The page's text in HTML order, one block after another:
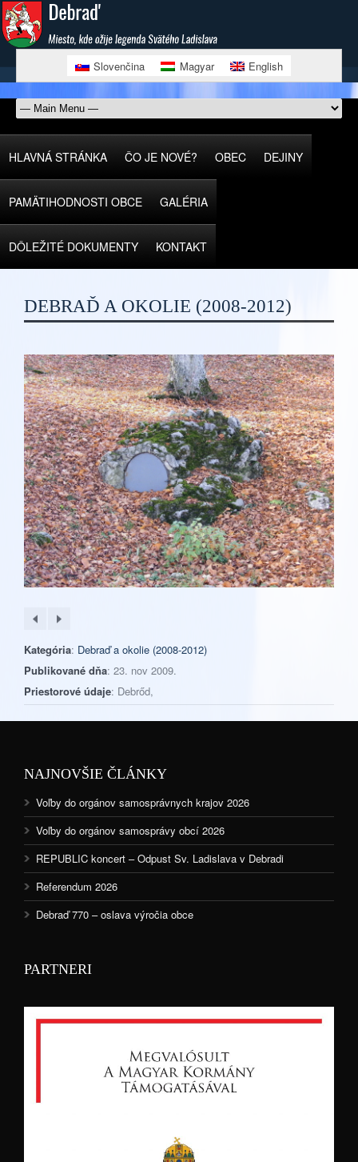
Slovenčina Magyar English
HLAVNÁ STRÁNKA ČO JE NOVÉ? OBEC DEJINY
PAMÄTIHODNOSTI OBCE GALÉRIA
DÔLEŽITÉ DOKUMENTY KONTAKT
DEBRAĎ A OKOLIE (2008-2012)
Kategória: Debraď a okolie (2008-2012)
Publikované dňa: 23. nov 2009.
Priestorové údaje: Debrőd,
NAJNOVŠIE ČLÁNKY
Voľby do orgánov samosprávnych krajov 2026
Voľby do orgánov samosprávy obcí 2026
REPUBLIC koncert – Odpust Sv. Ladislava v Debradi
Referendum 2026
Debraď 770 – oslava výročia obce
PARTNERI